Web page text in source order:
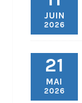
JUIN
2026
21
MAI
2026